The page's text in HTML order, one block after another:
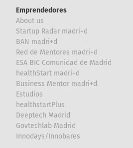
Emprendedores
About us
Startup Radar madri+d
BAN madri+d
Red de Mentores madri+d
ESA BIC Comunidad de Madrid
healthStart madri+d
Business Mentor madri+d
Estudios
healthstartPlus
Deeptech Madrid
Govtechlab Madrid
Innodays/Innobares